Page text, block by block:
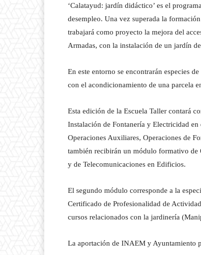
‘Calatayud: jardín didáctico’ es el
desempleo. Una vez superada la
trabajará como proyecto la mejora del
Armadas, con la instalación de un jardín
En este entorno se encontrarán especies
con el acondicionamiento de una parcela
Esta edición de la Escuela Taller contará
Instalación de Fontanería y Electricidad
Operaciones Auxiliares, Operaciones de
también recibirán un módulo formativo de
y de Telecomunicaciones en Edificios.
El segundo módulo corresponde a la
Certificado de Profesionalidad de
cursos relacionados con la jardinería
La aportación de INAEM y Ayuntamiento